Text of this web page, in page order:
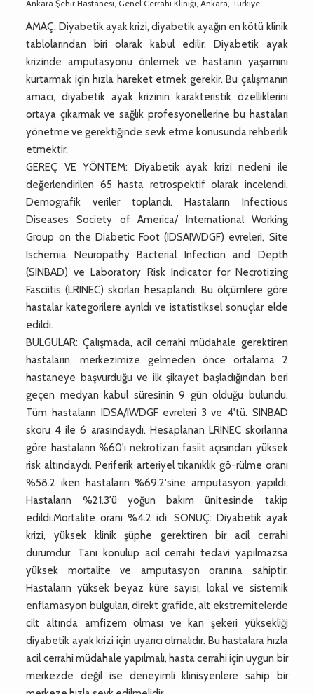
Ankara Şehir Hastanesi, Genel Cerrahi Kliniği, Ankara, Türkiye
AMAÇ: Diyabetik ayak krizi, diyabetik ayağın en kötü klinik
tablolarından biri olarak kabul edilir. Diyabetik ayak
krizinde amputasyonu önlemek ve hastanın yaşamını
kurtarmak için hızla hareket etmek gerekir. Bu çalışmanın
amacı, diyabetik ayak krizinin karakteristik özelliklerini
ortaya çıkarmak ve sağlık profesyonellerine bu hastaları
yönetme ve gerektiğinde sevk etme konusunda rehberlik
etmektir.
GEREÇ VE YÖNTEM: Diyabetik ayak krizi nedeni ile
değerlendirilen 65 hasta retrospektif olarak incelendi.
Demografik veriler toplandı. Hastaların Infectious
Diseases Society of America/ International Working
Group on the Diabetic Foot (IDSAIWDGF) evreleri, Site
Ischemia Neuropathy Bacterial Infection and Depth
(SINBAD) ve Laboratory Risk Indicator for Necrotizing
Fasciitis (LRINEC) skorları hesaplandı. Bu ölçümlere göre
hastalar kategorilere ayrıldı ve istatistiksel sonuçlar elde
edildi.
BULGULAR: Çalışmada, acil cerrahi müdahale gerektiren
hastaların, merkezimize gelmeden önce ortalama 2
hastaneye başvurduğu ve ilk şikayet başladığından beri
geçen medyan kabul süresinin 9 gün olduğu bulundu.
Tüm hastaların IDSA/IWDGF evreleri 3 ve 4'tü. SINBAD
skoru 4 ile 6 arasındaydı. Hesaplanan LRINEC skorlarına
göre hastaların %60'ı nekrotizan fasiit açısından yüksek
risk altındaydı. Periferik arteriyel tıkanıklık gö-rülme oranı
%58.2 iken hastaların %69.2'sine amputasyon yapıldı.
Hastaların %21.3'ü yoğun bakım ünitesinde takip
edildi.Mortalite oranı %4.2 idi. SONUÇ: Diyabetik ayak
krizi, yüksek klinik şüphe gerektiren bir acil cerrahi
durumdur. Tanı konulup acil cerrahi tedavi yapılmazsa
yüksek mortalite ve amputasyon oranına sahiptir.
Hastaların yüksek beyaz küre sayısı, lokal ve sistemik
enflamasyon bulguları, direkt grafide, alt ekstremitelerde
cilt altında amfizem olması ve kan şekeri yüksekliği
diyabetik ayak krizi için uyarıcı olmalıdır. Bu hastalara hızla
acil cerrahi müdahale yapılmalı, hasta cerrahi için uygun bir
merkezde değil ise deneyimli klinisyenlere sahip bir